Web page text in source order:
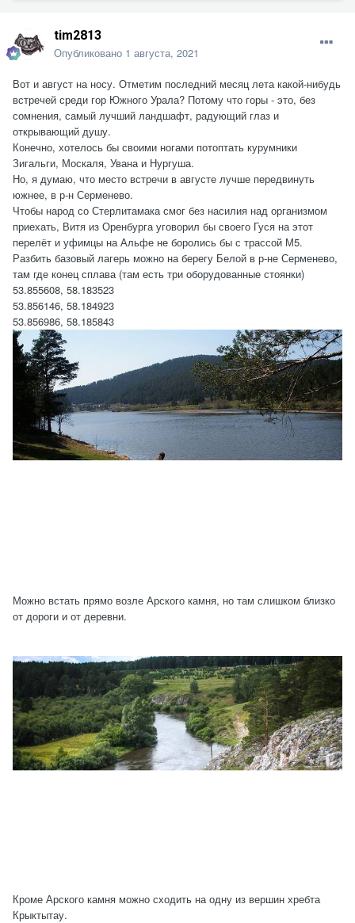
tim2813
Опубликовано 1 августа, 2021
Вот и август на носу. Отметим последний месяц лета какой-нибудь
встречей среди гор Южного Урала? Потому что горы - это, без
сомнения, самый лучший ландшафт, радующий глаз и
открывающий душу.
Конечно, хотелось бы своими ногами потоптать курумники
Зигальги, Москаля, Увана и Нургуша.
Но, я думаю, что место встречи в августе лучше передвинуть
южнее, в р-н Серменево.
Чтобы народ со Стерлитамака смог без насилия над организмом
приехать, Витя из Оренбурга уговорил бы своего Гуся на этот
перелёт и уфимцы на Альфе не боролись бы с трассой М5.
Разбить базовый лагерь можно на берегу Белой в р-не Серменево,
там где конец сплава (там есть три оборудованные стоянки)
53.855608, 58.183523
53.856146, 58.184923
53.856986, 58.185843
Можно встать прямо возле Арского камня, но там слишком близко
от дороги и от деревни.
Кроме Арского камня можно сходить на одну из вершин хребта
Крыктытау.